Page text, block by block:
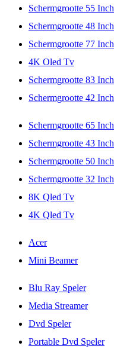
Schermgrootte 55 Inch
Schermgrootte 48 Inch
Schermgrootte 77 Inch
4K Oled Tv
Schermgrootte 83 Inch
Schermgrootte 42 Inch
Schermgrootte 65 Inch
Schermgrootte 43 Inch
Schermgrootte 50 Inch
Schermgrootte 32 Inch
8K Qled Tv
4K Qled Tv
Acer
Mini Beamer
Blu Ray Speler
Media Streamer
Dvd Speler
Portable Dvd Speler